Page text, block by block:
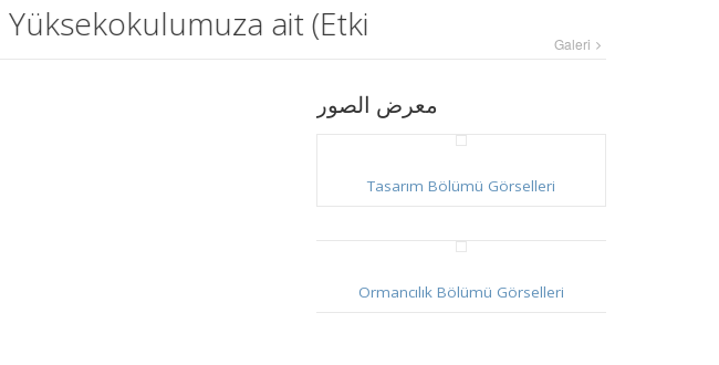
Yüksekokulumuza ait (Etkinlik-Eğitim Alanları-
Galeri
معرض الصور
Tasarım Bölümü Görselleri
Ormancılık Bölümü Görselleri